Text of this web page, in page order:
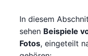
In diesem
sehen Beispiele
Fotos, eingeteilt